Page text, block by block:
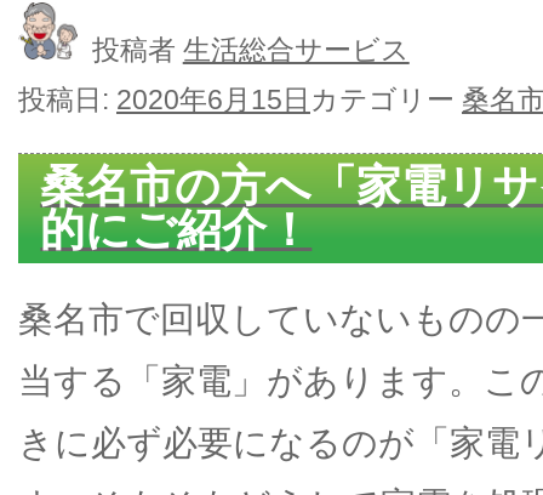
投稿者 生活総合サービス
投稿日: 2020年6月15日 カテゴリー 桑名
桑名市の方へ「家電リ
的にご紹介！
桑名市で回収していないものの
当する「家電」があります。こ
きに必ず必要になるのが「家電